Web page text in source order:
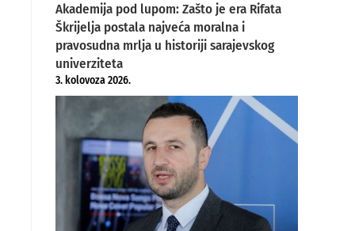
Akademija pod lupom: Zašto je era Rifata
Škrijelja postala najveća moralna i
pravosudna mrlja u historiji sarajevskog
univerziteta
3. kolovoza 2026.